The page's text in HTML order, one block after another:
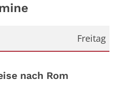
Freitag
nach Rom